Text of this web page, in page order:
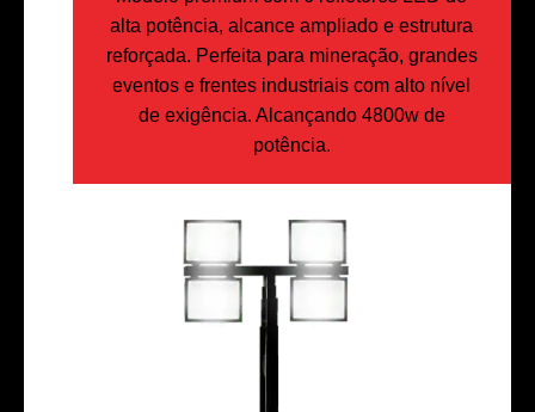
alta potência, alcance ampliado e estrutura
reforçada. Perfeita para mineração, grandes
eventos e frentes industriais com alto nível
de exigência. Alcançando 4800w de
potência.